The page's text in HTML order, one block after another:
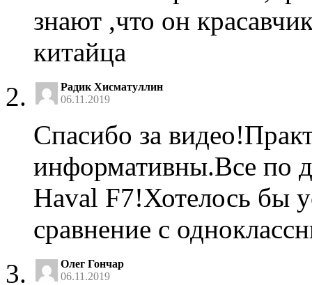
знают ,что он
китайца
Радик Хисматуллин
06.11.2019
Спасибо за
информативны.Все по
Haval F7!Хотелось бы
сравнение с
Олег Гончар
06.11.2019